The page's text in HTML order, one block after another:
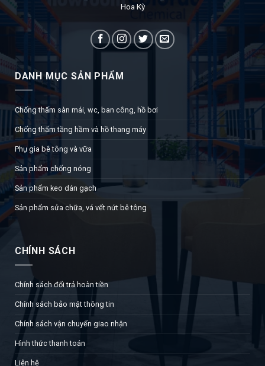
Hoa Kỳ
DANH MỤC SẢN PHẨM
Chống thấm sàn mái, wc, ban công, hồ bơi
Chống thấm tầng hầm và hồ thang máy
Phụ gia bê tông và vữa
Sản phẩm chống nóng
Sản phẩm keo dán gạch
Sản phẩm sửa chữa, vá vết nứt bê tông
CHÍNH SÁCH
Chính sách đổi trả hoàn tiền
Chính sách bảo mật thông tin
Chính sách vận chuyển giao nhận
Hình thức thanh toán
Liên hệ